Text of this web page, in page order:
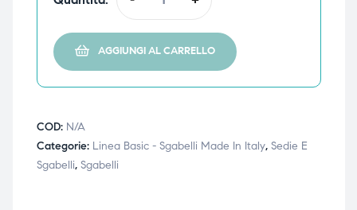
AGGIUNGI AL CARRELLO
COD: N/A
Categorie: Linea Basic - Sgabelli Made In Italy, Sedie E
Sgabelli, Sgabelli